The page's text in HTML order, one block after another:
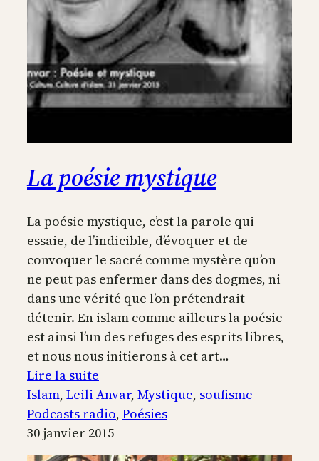
La poésie mystique
La poésie mystique, c’est la parole qui
essaie, de l’indicible, d’évoquer et de
convoquer le sacré comme mystère qu’on
ne peut pas enfermer dans des dogmes, ni
dans une vérité que l’on prétendrait
détenir. En islam comme ailleurs la poésie
est ainsi l’un des refuges des esprits libres,
et nous nous initierons à cet art…
Lire la suite
La
poésie
mystique
Islam, Leili Anvar, Mystique, soufisme
Podcasts radio, Poésies
30 janvier 2015